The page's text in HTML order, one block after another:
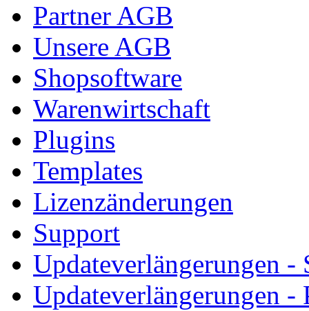
Partner AGB
Unsere AGB
Shopsoftware
Warenwirtschaft
Plugins
Templates
Lizenzänderungen
Support
Updateverlängerungen -
Updateverlängerungen -